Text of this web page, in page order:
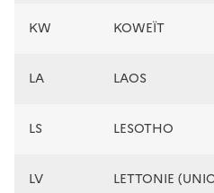
KW KOWEÏT
LA LAOS
LS LESOTHO
LV LETTONIE